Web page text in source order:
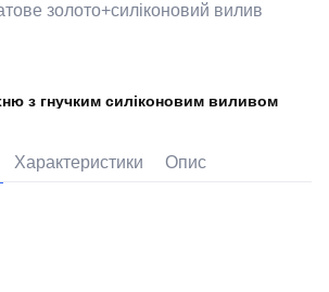
золото+силіконовий вилив
з гнучким силіконовим виливом
Характеристики Опис